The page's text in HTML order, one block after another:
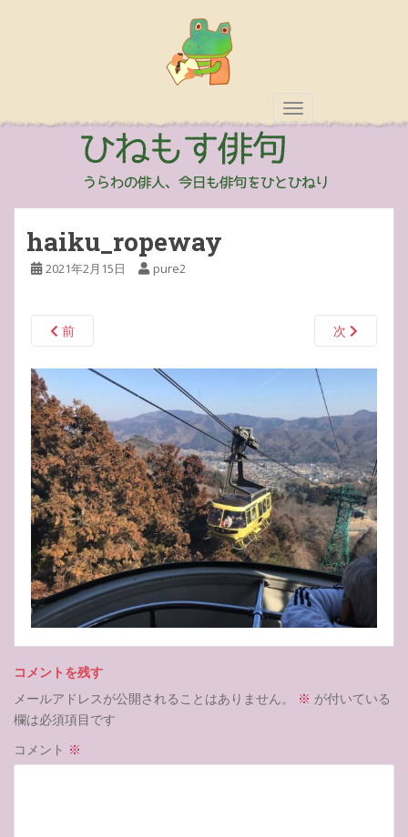
TOGGLE
haiku_ropeway
2021年2月15日 pure2
前 次
コメントを残す
メールアドレスが公開されることはありません。
※ が付いている
欄は必須項目です
コメント ※